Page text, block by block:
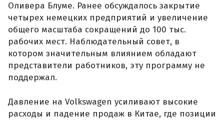
Оливера Блуме. Ранее обсуждалось закрытие
четырех немецких предприятий и увеличение
общего масштаба сокращений до 100 тыс.
рабочих мест. Наблюдательный совет, в
котором значительным влиянием обладают
представители работников, эту программу не
поддержал.
Давление на Volkswagen усиливают высокие
расходы и падение продаж в Китае, где позиции